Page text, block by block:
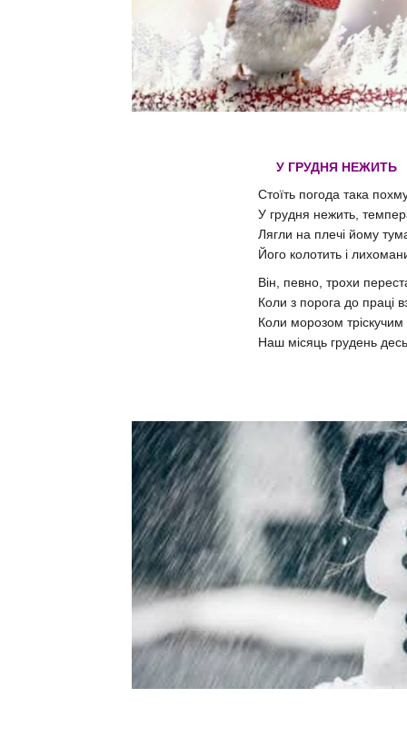
У ГРУДНЯ НЕЖИТЬ
Стоїть погода така
У грудня нежить,
Лягли на плечі йому
Його колотить і
Він, певно, трохи
Коли з порога до праці
Коли морозом
Наш місяць грудень